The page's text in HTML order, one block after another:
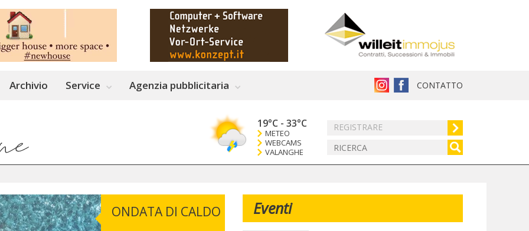
CONTATTO
Archivio Service Agenzia pubblicitaria
REGISTRARE
19°C - 33°C
METEO
WEBCAMS
VALANGHE
ONDATA DI CALDO Eventi